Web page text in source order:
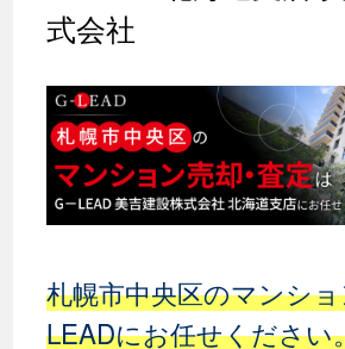
式会社
札幌市中央区のマンシ
LEADにお任せください